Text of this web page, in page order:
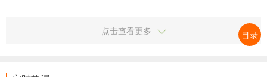
点击查看更多 目录